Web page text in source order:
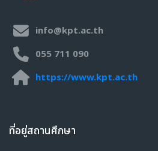
วิชาเรียนของฉัน
info@kpt.ac.th
055 711 090
https://www.kpt.ac.th
ที่อยู่สถานศึกษา